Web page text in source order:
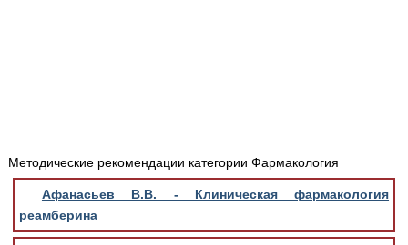
FAQ
Методические рекомендации категории Фармакология
Афанасьев В.В. - Клиническая фармакология
реамберина